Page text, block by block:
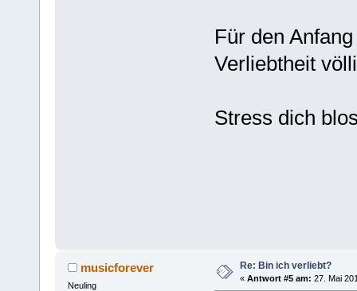
Für den
Verliebtheit
Stress dich
musicforever
Neuling
Re: Bin ich verliebt?
« Antwort #5 am: 27. Mai